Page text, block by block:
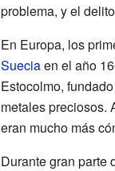
problema, y el
En Europa, los
Sueciaen el año
Estocolmo,
metales preciosos.
eran mucho más
Durante gran parte